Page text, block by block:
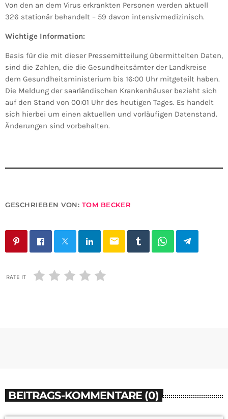
Von den an dem Virus erkrankten Personen werden aktuell
326 stationär behandelt – 59 davon intensivmedizinisch.
Wichtige Information:
Basis für die mit dieser Pressemitteilung übermittelten Daten,
sind die Zahlen, die die Gesundheitsämter der Landkreise
dem Gesundheitsministerium bis 16:00 Uhr mitgeteilt haben.
Die Meldung der saarländischen Krankenhäuser bezieht sich
auf den Stand von 00:01 Uhr des heutigen Tages. Es handelt
sich hierbei um einen aktuellen und vorläufigen Datenstand.
Änderungen sind vorbehalten.
GESCHRIEBEN VON: TOM BECKER
email
RATE IT
BEITRAGS-KOMMENTARE (0)